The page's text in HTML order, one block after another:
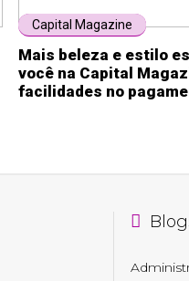
Capital Magazine
Mais beleza e estilo
você na Capital
facilidades no